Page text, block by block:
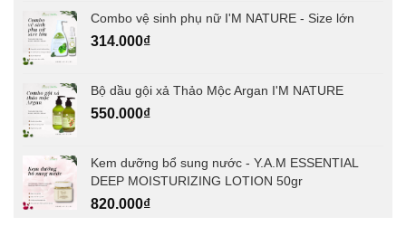
Combo vệ sinh phụ nữ I'M NATURE - Size lớn
314.000₫
Bộ dầu gội xả Thảo Mộc Argan I'M NATURE
550.000₫
Kem dưỡng bổ sung nước - Y.A.M ESSENTIAL
DEEP MOISTURIZING LOTION 50gr
820.000₫